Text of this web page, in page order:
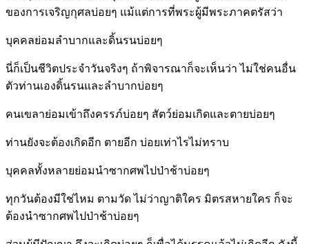
ของการเจริญกุศลบ่อยๆ แม้แต่การที่พระผู้มีพระภาคตรัสว่า
บุคคลย่อมลำบากและดิ้นรนบ่อยๆ
นี่ก็เป็นชีวิตประจำวันจริงๆ ถ้าพิจารณาก็จะเห็นว่า ไม่ใช่คนอื่น
ตัวท่านเองดิ้นรนและลำบากบ่อยๆ
คนเขลาย่อมเข้าถึงครรภ์บ่อยๆ สัตว์ย่อมเกิดและตายบ่อยๆ
ท่านยังจะต้องเกิดอีก ตายอีก บ่อยเท่าไรไม่ทราบ
บุคคลทั้งหลายย่อมนำซากศพไปป่าช้าบ่อยๆ
ทุกวันต้องมีใช่ไหม ตามวัด ไม่ว่าญาติใคร มิตรสหายใคร ก็จะ
ต้องนำซากศพไปป่าช้าบ่อยๆ